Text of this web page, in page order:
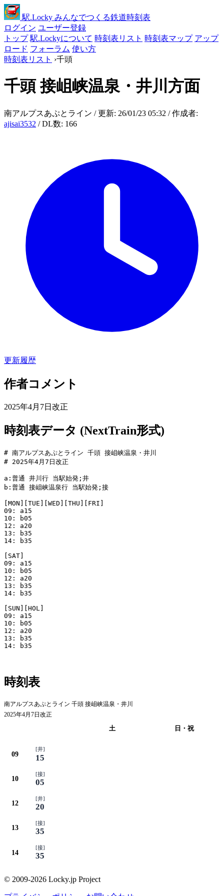
駅.Locky みんなでつくる鉄道時刻表
ログイン ユーザー登録
トップ 駅.Lockyについて 時刻表リスト 時刻表マップ アップ
ロード フォーラム 使い方
時刻表リスト ›千頭
千頭接岨峡温泉・井川方面
南アルプスあぷとライン / 更新: 26/01/23 05:32 / 作成者:
ajisai3532 / DL数: 166
更新履歴
作者コメント
2025年4月7日改正
時刻表データ (NextTrain形式)
# 南アルプスあぷとライン 千頭 接岨峡温泉・井川
# 2025年4月7日改正
a:普通 井川行 当駅始発;井
b:普通 接岨峡温泉行 当駅始発;接
[MON][TUE][WED][THU][FRI]
09: a15
10: b05
12: a20
13: b35
14: b35
[SAT]
09: a15
10: b05
12: a20
13: b35
14: b35
[SUN][HOL]
09: a15
10: b05
12: a20
13: b35
14: b35
時刻表
南アルプスあぷとライン 千頭 接岨峡温泉・井川
2025年4月7日改正
土 日・祝
09
[井]
15
10
[接]
05
12
[井]
20
13
[接]
35
14
[接]
35
© 2009-2026 Locky.jp Project